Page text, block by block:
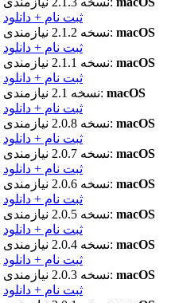
ثبت نام + دانلود
نسخه 2.1.2نیازمندی سیستم: macOS
ثبت نام + دانلود
نسخه 2.1.1نیازمندی سیستم: macOS
ثبت نام + دانلود
نسخه 2.1نیازمندی سیستم: macOS
ثبت نام + دانلود
نسخه 2.0.8نیازمندی سیستم: macOS
ثبت نام + دانلود
نسخه 2.0.7نیازمندی سیستم: macOS
ثبت نام + دانلود
نسخه 2.0.6نیازمندی سیستم: macOS
ثبت نام + دانلود
نسخه 2.0.5نیازمندی سیستم: macOS
ثبت نام + دانلود
نسخه 2.0.4نیازمندی سیستم: macOS
ثبت نام + دانلود
نسخه 2.0.3نیازمندی سیستم: macOS
ثبت نام + دانلود